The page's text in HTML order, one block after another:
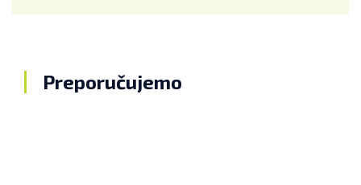
Preporučujemo